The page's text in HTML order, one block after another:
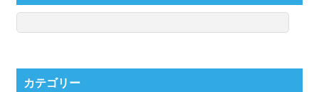
カテゴリー